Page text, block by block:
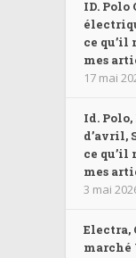
ID. Polo
ce qu’il
mes
17 mai
Id.
d’avril,
ce qu’il
mes
3 mai
Electra,
marché